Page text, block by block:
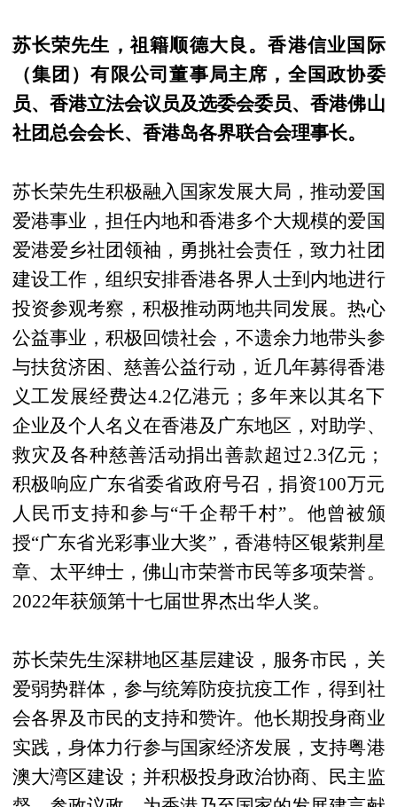
苏长荣先生，祖籍顺德大良。香港信业国际
（集团）有限公司董事局主席，全国政协委
员、香港立法会议员及选委会委员、香港佛山
社团总会会长、香港岛各界联合会理事长。
苏长荣先生积极融入国家发展大局，推动爱国
爱港事业，担任内地和香港多个大规模的爱国
爱港爱乡社团领袖，勇挑社会责任，致力社团
建设工作，组织安排香港各界人士到内地进行
投资参观考察，积极推动两地共同发展。热心
公益事业，积极回馈社会，不遗余力地带头参
与扶贫济困、慈善公益行动，近几年募得香港
义工发展经费达4.2亿港元；多年来以其名下
企业及个人名义在香港及广东地区，对助学、
救灾及各种慈善活动捐出善款超过2.3亿元；
积极响应广东省委省政府号召，捐资100万元
人民币支持和参与“千企帮千村”。他曾被颁
授“广东省光彩事业大奖”，香港特区银紫荆星
章、太平绅士，佛山市荣誉市民等多项荣誉。
2022年获颁第十七届世界杰出华人奖。
苏长荣先生深耕地区基层建设，服务市民，关
爱弱势群体，参与统筹防疫抗疫工作，得到社
会各界及市民的支持和赞许。他长期投身商业
实践，身体力行参与国家经济发展，支持粤港
澳大湾区建设；并积极投身政治协商、民主监